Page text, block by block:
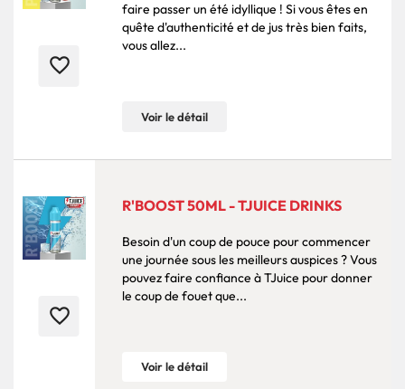
favorite_border
faire passer un été idyllique ! Si vous êtes en
quête d'authenticité et de jus très bien faits,
vous allez...
Voir le détail
favorite_border
R'BOOST 50ML - TJUICE DRINKS
Besoin d'un coup de pouce pour commencer
une journée sous les meilleurs auspices ? Vous
pouvez faire confiance à TJuice pour donner
le coup de fouet que...
Voir le détail